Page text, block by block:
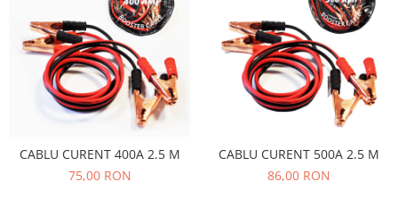
Pompa Spalator Parbriz
Accesorii Camioane
Lampi si Proiectoare Camion
Marcaje si Echipamente de
Accesorii Cabina Camion
Echipamente Electrice si
CABLU CURENT 400A 2.5 M
75,00 RON
CABLU CURENT 500A 2.5 M
86,00 RON